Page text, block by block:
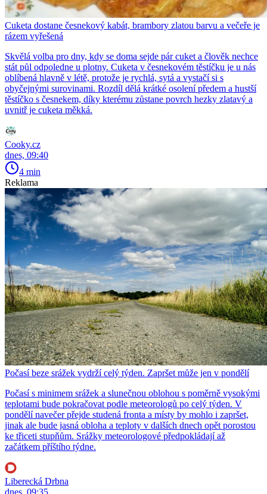
Cuketa dostane česnekový kabát, brambory zlatou barvu a večeře je
rázem vyřešená
Skvělá volba pro dny, kdy se doma sejde pár cuket a člověk nechce
stát půl odpoledne u plotny. Cuketa v česnekovém těstíčku je u nás
oblíbená hlavně v létě, protože je rychlá, sytá a vystačí si s
obyčejnými surovinami. Rozdíl dělá krátké osolení předem a hustší
těstíčko s česnekem, díky kterému zůstane povrch hezky zlatavý a
uvnitř je cuketa měkká.
Cooky.cz
dnes, 09:40
4 min
Reklama
Počasí beze srážek vydrží celý týden. Zapršet může jen v pondělí
Počasí s minimem srážek a slunečnou oblohou s poměrně vysokými
teplotami bude pokračovat podle meteorologů po celý týden. V
pondělí navečer přejde studená fronta a místy by mohlo i zapršet,
jinak ale bude jasná obloha a teploty v dalších dnech opět porostou
ke třiceti stupňům. Srážky meteorologové předpokládají až
začátkem příštího týdne.
Liberecká Drbna